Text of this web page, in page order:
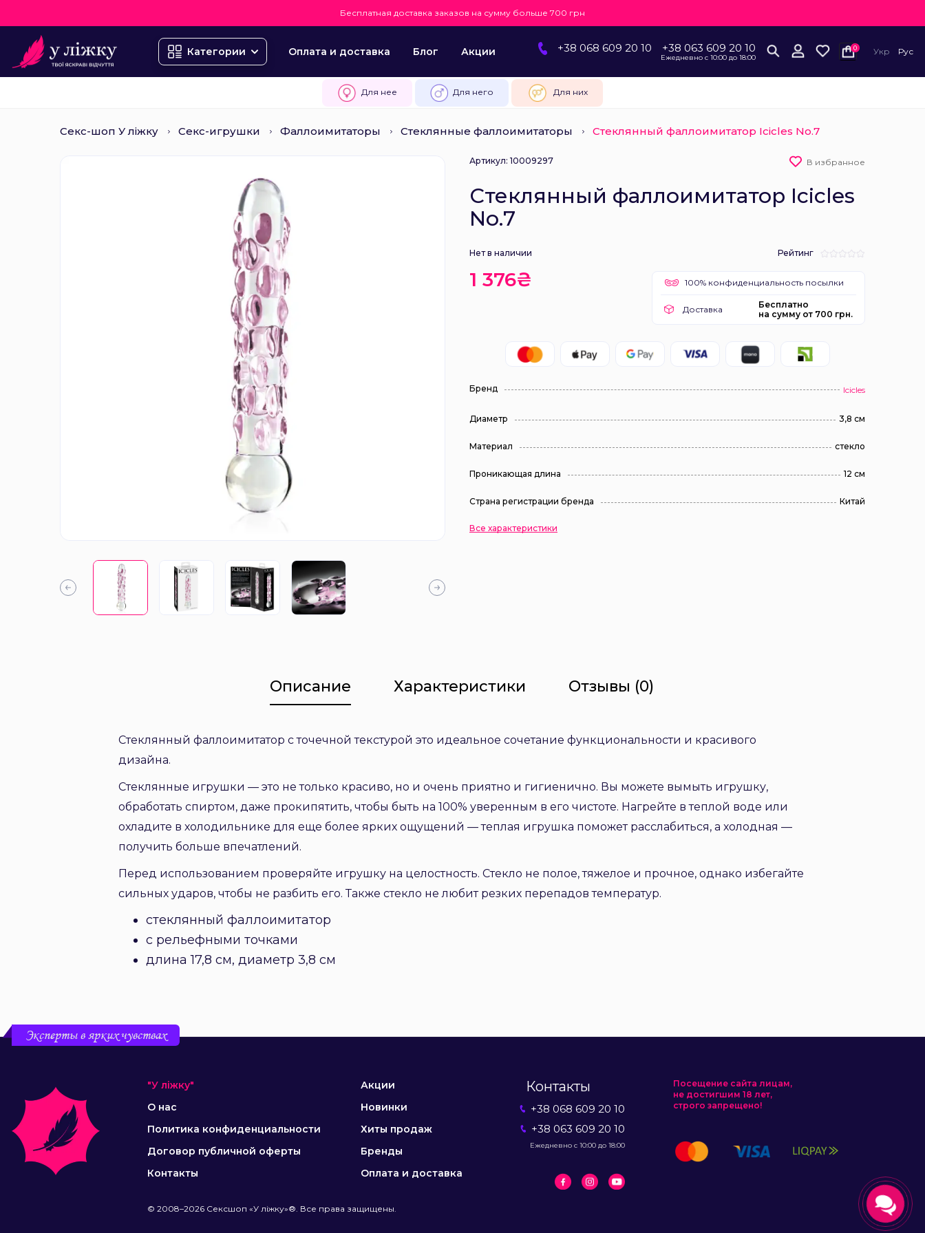
Бесплатная доставка заказов на сумму больше 700 грн
Категории Оплата и доставка Блог Акции +38 068 609 20 10 +38 063 609 20 10
Ежедневно с 10:00 до 18:00
0 Укр Рус
Для нее Для него Для них
Секс-шоп У ліжку Секс-игрушки Фаллоимитаторы Стеклянные фаллоимитаторы Стеклянный фаллоимитатор Icicles No.7
Артикул: 10009297 В избранное
Стеклянный фаллоимитатор Icicles
No.7
Нет в наличии Рейтинг
1 376₴ 100% конфиденциальность посылки
Доставка
Бесплатно
на сумму от 700 грн.
Бренд Icicles
Диаметр 3,8 см
Материал стекло
Проникающая длина 12 см
Страна регистрации бренда Китай
Все характеристики
Описание Характеристики Отзывы (0)
Стеклянный фаллоимитатор с точечной текстурой это идеальное сочетание функциональности и красивого
дизайна.
Стеклянные игрушки — это не только красиво, но и очень приятно и гигиенично. Вы можете вымыть игрушку,
обработать спиртом, даже прокипятить, чтобы быть на 100% уверенным в его чистоте. Нагрейте в теплой воде или
охладите в холодильнике для еще более ярких ощущений — теплая игрушка поможет расслабиться, а холодная —
получить больше впечатлений.
Перед использованием проверяйте игрушку на целостность. Стекло не полое, тяжелое и прочное, однако избегайте
сильных ударов, чтобы не разбить его. Также стекло не любит резких перепадов температур.
стеклянный фаллоимитатор
с рельефными точками
длина 17,8 см, диаметр 3,8 см
Эксперты в ярких чувствах
"У ліжку"
О нас
Политика конфиденциальности
Договор публичной оферты
Контакты
Акции
Новинки
Хиты продаж
Бренды
Оплата и доставка
© 2008–2026 Сексшоп «У ліжку»®. Все права защищены.
Контакты
+38 068 609 20 10
+38 063 609 20 10
Ежедневно с 10:00 до 18:00
Посещение сайта лицам,
не достигшим 18 лет,
строго запрещено!